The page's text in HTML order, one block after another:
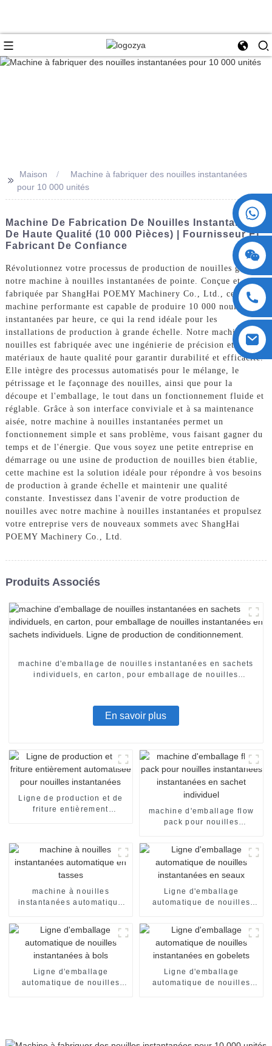
>>
Maison
Machine à fabriquer des nouilles instantanées
pour 10 000 unités
Machine De Fabrication De Nouilles Instantanées
De Haute Qualité (10 000 Pièces) | Fournisseur Et
Fabricant De Confiance
Révolutionnez votre processus de production de nouilles grâce à
notre machine à nouilles instantanées de pointe. Conçue et
fabriquée par ShangHai POEMY Machinery Co., Ltd., cette
machine performante est capable de produire 10 000 nouilles
instantanées par heure, ce qui la rend idéale pour les
installations de production à grande échelle. Notre machine à
nouilles est fabriquée avec une ingénierie de précision et des
matériaux de haute qualité pour garantir durabilité et efficacité.
Elle intègre des processus automatisés pour le mélange, le
pétrissage et le façonnage des nouilles, ainsi que pour la
découpe et l'emballage, le tout dans un fonctionnement fluide et
réglable. Grâce à son interface conviviale et à sa maintenance
aisée, notre machine à nouilles instantanées permet un
fonctionnement simple et sans problème, vous faisant gagner du
temps et de l'énergie. Que vous soyez une petite entreprise en
démarrage ou une usine de production de nouilles bien établie,
cette machine est la solution idéale pour répondre à vos besoins
de production à grande échelle et maintenir une qualité
constante. Investissez dans l'avenir de votre production de
nouilles avec notre machine à nouilles instantanées et propulsez
votre entreprise vers de nouveaux sommets avec ShangHai
POEMY Machinery Co., Ltd.
Produits Associés
machine d'emballage de nouilles instantanées en sachets
individuels, en carton, pour emballage de nouilles
En savoir plus
Ligne de production et de
friture entièrement
machine d'emballage flow
pack pour nouilles
machine à nouilles
instantanées automatique
Ligne d'emballage
automatique de nouilles
Ligne d'emballage
automatique de nouilles
Ligne d'emballage
automatique de nouilles